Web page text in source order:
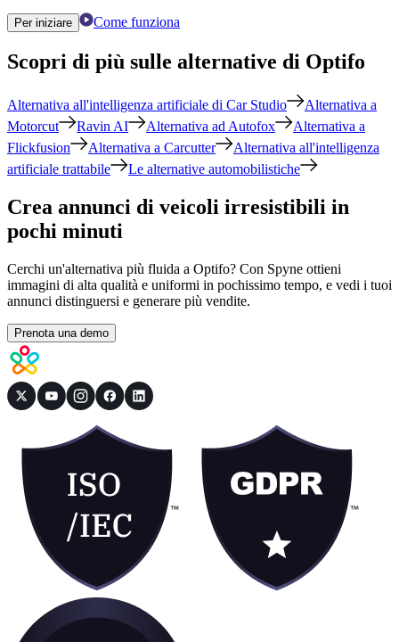
Per iniziare Come funziona
Scopri di più sulle alternative di Optifo
Alternativa all'intelligenza artificiale di Car Studio
Alternativa a
Motorcut
Ravin AI Alternativa ad Autofox
Alternativa a
Flickfusion
Alternativa a Carcutter
Alternativa all'intelligenza
artificiale trattabile
Le alternative automobilistiche
Crea annunci di veicoli irresistibili in
pochi minuti
Cerchi un'alternativa più fluida a Optifo? Con Spyne ottieni
immagini di alta qualità e uniformi in pochissimo tempo, e vedi i tuoi
annunci distinguersi e generare più vendite.
Prenota una demo